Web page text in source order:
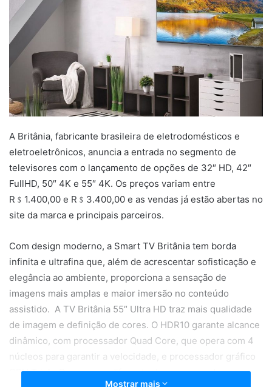
A Britânia, fabricante brasileira de eletrodomésticos e
eletroeletrônicos, anuncia a entrada no segmento de
televisores com o lançamento de opções de 32″ HD, 42″
FullHD, 50″ 4K e 55″ 4K. Os preços variam entre
R﹩1.400,00 e R﹩3.400,00 e as vendas já estão abertas no
site da marca e principais parceiros.
Com design moderno, a Smart TV Britânia tem borda
infinita e ultrafina que, além de acrescentar sofisticação e
elegância ao ambiente, proporciona a sensação de
imagens mais amplas e maior imersão no conteúdo
assistido. A TV Britânia 55″ Ultra HD traz mais qualidade
de imagem e definição de cores. O HDR10 garante alcance
dinâmico, com processador Quad Core, que opera com 4
núcleos para garantir a velocidade, e processador gráfico
GPU Triple Core – que, diferente dos processadores
Mostrar mais